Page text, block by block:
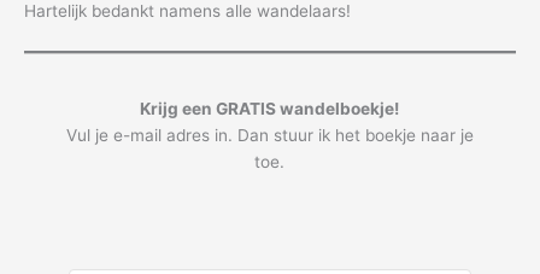
Hartelijk bedankt namens alle wandelaars!
Krijg een GRATIS wandelboekje!
Vul je e-mail adres in. Dan stuur ik het boekje naar je
toe.